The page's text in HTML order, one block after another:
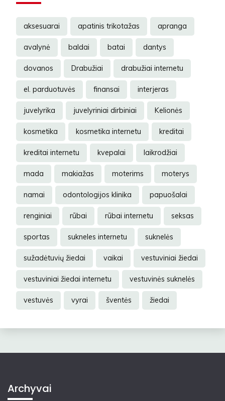
aksesuarai apatinis trikotažas apranga
avalynė baldai batai dantys
dovanos Drabužiai drabužiai internetu
el. parduotuvės finansai interjeras
juvelyrika juvelyriniai dirbiniai Kelionės
kosmetika kosmetika internetu kreditai
kreditai internetu kvepalai laikrodžiai
mada makiažas moterims moterys
namai odontologijos klinika papuošalai
renginiai rūbai rūbai internetu seksas
sportas sukneles internetu suknelės
sužadėtuvių žiedai vaikai vestuviniai žiedai
vestuviniai žiedai internetu vestuvinės suknelės
vestuvės vyrai šventės žiedai
Archyvai